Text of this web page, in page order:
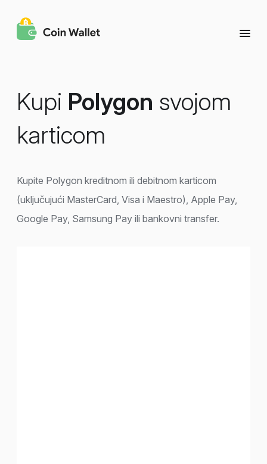
Kupi Polygon svojom
karticom
Kupite Polygon kreditnom ili debitnom karticom
(uključujući MasterCard, Visa i Maestro), Apple Pay,
Google Pay, Samsung Pay ili bankovni transfer.